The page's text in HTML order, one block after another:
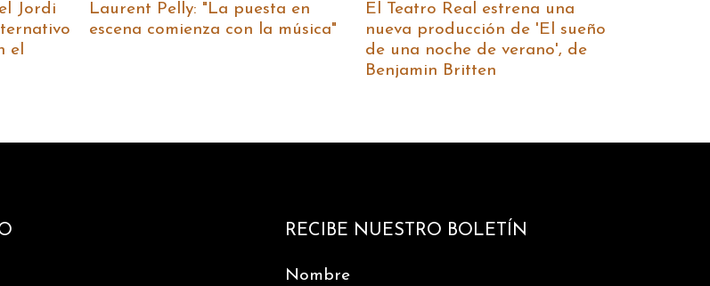
Jordi
el
Laurent Pelly: "La puesta en
escena comienza con la música"
El Teatro Real estrena una
nueva producción de 'El sueño
de una noche de verano', de
Benjamin Britten
RECIBE NUESTRO BOLETÍN
Nombre